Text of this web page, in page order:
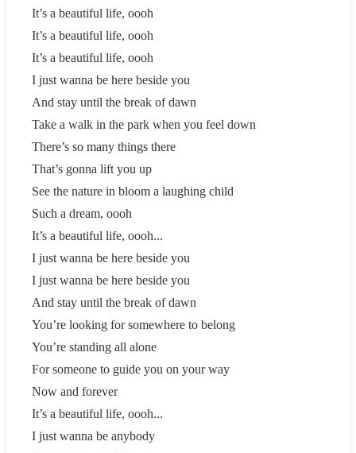
It’s a beautiful life, oooh
It’s a beautiful life, oooh
It’s a beautiful life, oooh
I just wanna be here beside you
And stay until the break of dawn
Take a walk in the park when you feel down
There’s so many things there
That’s gonna lift you up
See the nature in bloom a laughing child
Such a dream, oooh
It’s a beautiful life, oooh...
I just wanna be here beside you
I just wanna be here beside you
And stay until the break of dawn
You’re looking for somewhere to belong
You’re standing all alone
For someone to guide you on your way
Now and forever
It’s a beautiful life, oooh...
I just wanna be anybody